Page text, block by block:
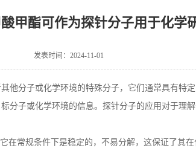
甲酯可作为探针分子用于化学
发表时间：2024-11-01
他分子或化学环境的特殊分子，它们通常具有特
分子或化学环境的信息。探针分子的应用对于理
在常规条件下是稳定的，不易分解，这保证了其在